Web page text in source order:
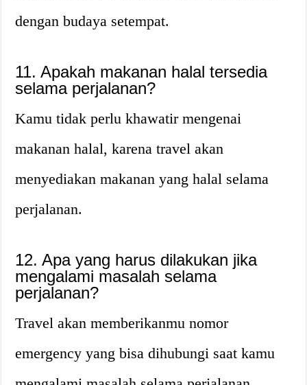
dengan budaya setempat.
11. Apakah makanan halal tersedia
selama perjalanan?
Kamu tidak perlu khawatir mengenai
makanan halal, karena travel akan
menyediakan makanan yang halal selama
perjalanan.
12. Apa yang harus dilakukan jika
mengalami masalah selama
perjalanan?
Travel akan memberikanmu nomor
emergency yang bisa dihubungi saat kamu